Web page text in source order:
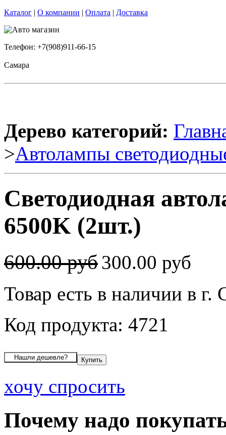
Каталог | О компании | Оплата | Доставка
Телефон: +7(908)911-66-15
Самара
Дерево категорий:
>Автолампы
Светодиодная
6500K (2шт.)
600.00 руб300.00 руб
Товар есть в наличии в г.
Код продукта: 4721
хочу спросить
Почему надо